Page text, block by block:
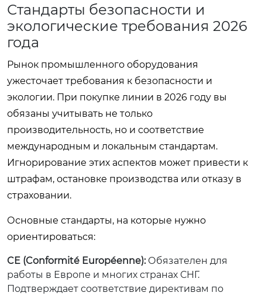
Стандарты безопасности и
экологические требования 2026
года
Рынок промышленного оборудования
ужесточает требования к безопасности и
экологии. При покупке линии в 2026 году вы
обязаны учитывать не только
производительность, но и соответствие
международным и локальным стандартам.
Игнорирование этих аспектов может привести к
штрафам, остановке производства или отказу в
страховании.
Основные стандарты, на которые нужно
ориентироваться:
CE (Conformité Européenne):Обязателен для
работы в Европе и многих странах СНГ.
Подтверждает соответствие директивам по